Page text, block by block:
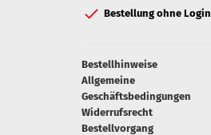
Bestellung ohne Login
Bestellhinweise
Allgemeine
Geschäftsbedingungen
Widerrufsrecht
Bestellvorgang